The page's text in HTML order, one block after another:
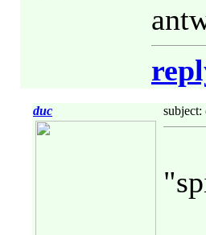
duc subject: